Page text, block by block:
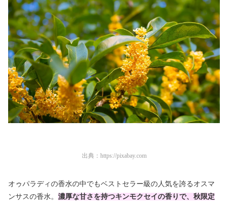
出典： https://pixabay.com
オゥパラディの香水の中でもベストセラー級の人気を誇るオスマ
ンサスの香水。 濃厚な甘さを持つキンモクセイの香りで、秋限定